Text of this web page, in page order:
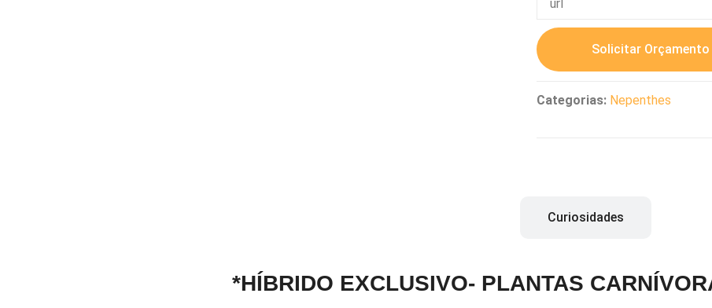
Solicitar Orçamento
Categorias: Nepenthes
Curiosidades
*HÍBRIDO EXCLUSIVO- PLANTAS